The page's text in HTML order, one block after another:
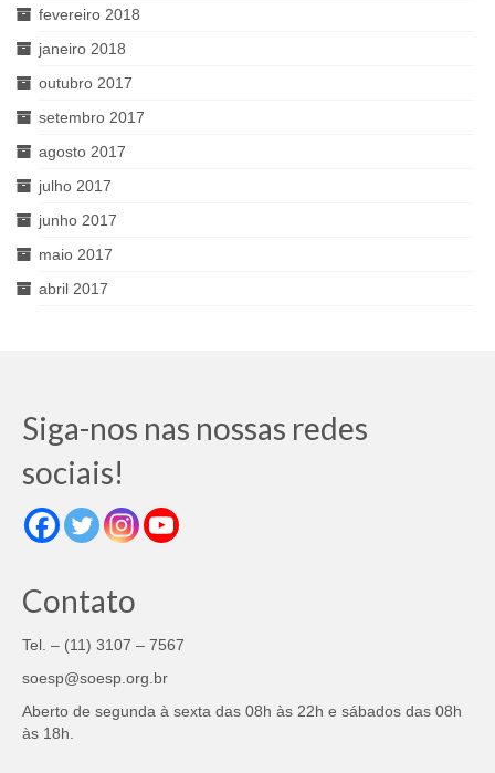
fevereiro 2018
janeiro 2018
outubro 2017
setembro 2017
agosto 2017
julho 2017
junho 2017
maio 2017
abril 2017
Siga-nos nas nossas redes
sociais!
Contato
Tel. – (11) 3107 – 7567
soesp@soesp.org.br
Aberto de segunda à sexta das 08h às 22h e sábados das 08h
às 18h.